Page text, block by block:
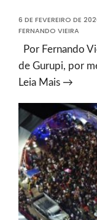
6 DE FEVEREIRO DE
FERNANDO VIEIRA
Por Fernando
de Gurupi, por
Leia Mais →
do
local
e
da